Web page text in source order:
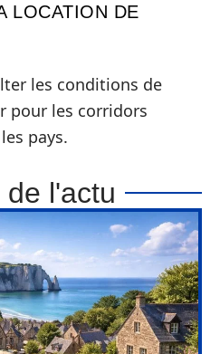
LOCATION DE
les conditions de
pour les corridors
pays.
l'actu